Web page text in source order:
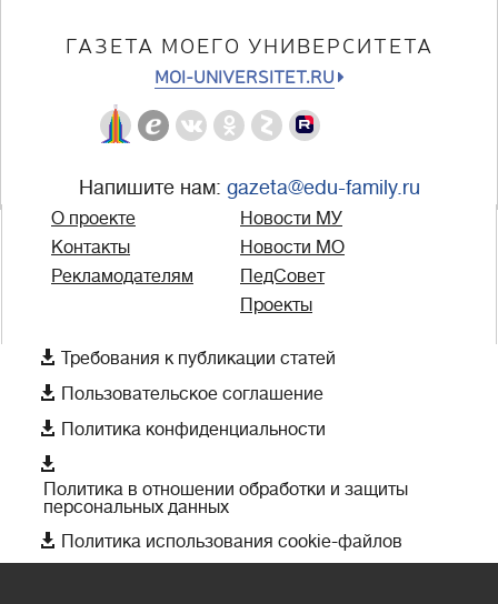
ГАЗЕТА МОЕГО УНИВЕРСИТЕТА
MOI-UNIVERSITET.RU
Напишите нам: gazeta@edu-family.ru
О проекте
Контакты
Рекламодателям
Новости МУ
Новости МО
ПедСовет
Проекты
 Требования к публикации статей
 Пользовательское соглашение
 Политика конфиденциальности

Политика в отношении обработки и защиты
персональных данных
 Политика использования cookie-файлов